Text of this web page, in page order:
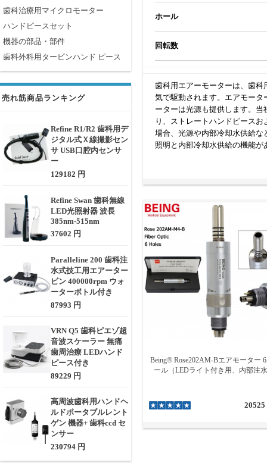
歯科治療用マイクロモーター
ハンドピースセット
機器の部品・部件
歯科外科用タービンハンド ピース
売れ筋商品ランキング
Refine R1/R2 歯科用デ
ジタル式Ｘ線撮影セン
サ USB口腔内センサ
ー
129182 円
Refine Swan 歯科無線
LED光照射器 波長
385nm-515nm
37602 円
Paralleline 200 歯科注
水式技工用エアーター
ビン 400000rpm ウォ
ーターボトル付き
87993 円
VRN Q5 歯科ピエゾ超
音波スケーラー 無痛
歯周治療 LEDハンド
ピース付き
89229 円
高周波歯科用ハンドヘ
ルドポータブルレント
ゲン 機器+ 歯科ccd セ
ンサー
230794 円
ホール
回転数
歯科用エアーモーターは、歯
気で駆動されます。エアモータ
ーターは光源も提供します。
り、ストレートハンドピース
場合、光源や内部冷却水供給
照明と内部冷却水供給の機能
Being® Rose202AM-Bエアモーター
ール（LEDライト付き用、内部注
20525